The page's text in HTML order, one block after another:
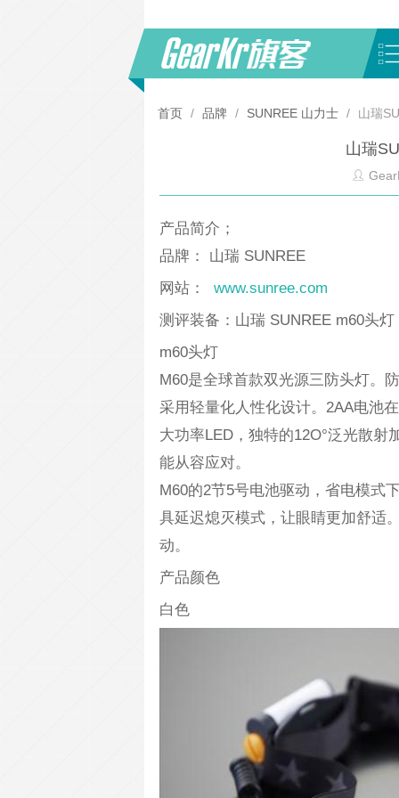
首页 / 品牌 / SUNREE 山力士 / 山瑞
山瑞
产品简介；
品牌： 山瑞 SUNREE
网站：
www.sunree.com
测评装备：山瑞 SUNREE m60头灯
m60头灯
M60是全球首款双光源三防头灯。
采用轻量化人性化设计。2AA电池
大功率LED，独特的12O°泛光散
能从容应对。
M60的2节5号电池驱动，省电模式
具延迟熄灭模式，让眼睛更加舒适
动。
产品颜色
白色